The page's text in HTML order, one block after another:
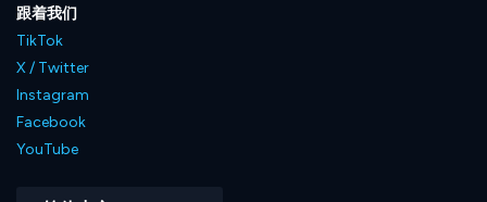
跟着我们
TikTok
X / Twitter
Instagram
Facebook
YouTube